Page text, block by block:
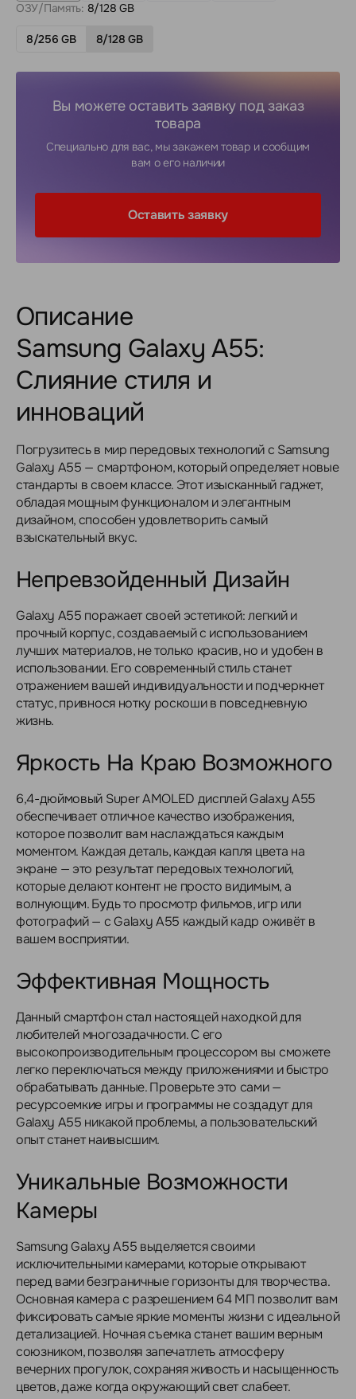
ОЗУ/Память: 8/128 GB
8/256 GB 8/128 GB
Вы можете оставить заявку под заказ
товара
Специально для вас, мы закажем товар и сообщим
вам о его наличии
Оставить заявку
Описание
Samsung Galaxy A55:
Слияние стиля и
инноваций
Погрузитесь в мир передовых технологий с Samsung
Galaxy A55 — смартфоном, который определяет новые
стандарты в своем классе. Этот изысканный гаджет,
обладая мощным функционалом и элегантным
дизайном, способен удовлетворить самый
взыскательный вкус.
Непревзойденный Дизайн
Galaxy A55 поражает своей эстетикой: легкий и
прочный корпус, создаваемый с использованием
лучших материалов, не только красив, но и удобен в
использовании. Его современный стиль станет
отражением вашей индивидуальности и подчеркнет
статус, привнося нотку роскоши в повседневную
жизнь.
Яркость На Краю Возможного
6,4-дюймовый Super AMOLED дисплей Galaxy A55
обеспечивает отличное качество изображения,
которое позволит вам наслаждаться каждым
моментом. Каждая деталь, каждая капля цвета на
экране — это результат передовых технологий,
которые делают контент не просто видимым, а
волнующим. Будь то просмотр фильмов, игр или
фотографий — с Galaxy A55 каждый кадр оживёт в
вашем восприятии.
Эффективная Мощность
Данный смартфон стал настоящей находкой для
любителей многозадачности. С его
высокопроизводительным процессором вы сможете
легко переключаться между приложениями и быстро
обрабатывать данные. Проверьте это сами —
ресурсоемкие игры и программы не создадут для
Galaxy A55 никакой проблемы, а пользовательский
опыт станет наивысшим.
Уникальные Возможности
Камеры
Samsung Galaxy A55 выделяется своими
исключительными камерами, которые открывают
перед вами безграничные горизонты для творчества.
Основная камера с разрешением 64 МП позволит вам
фиксировать самые яркие моменты жизни с идеальной
детализацией. Ночная съемка станет вашим верным
союзником, позволяя запечатлеть атмосферу
вечерних прогулок, сохраняя живость и насыщенность
цветов, даже когда окружающий свет слабеет.